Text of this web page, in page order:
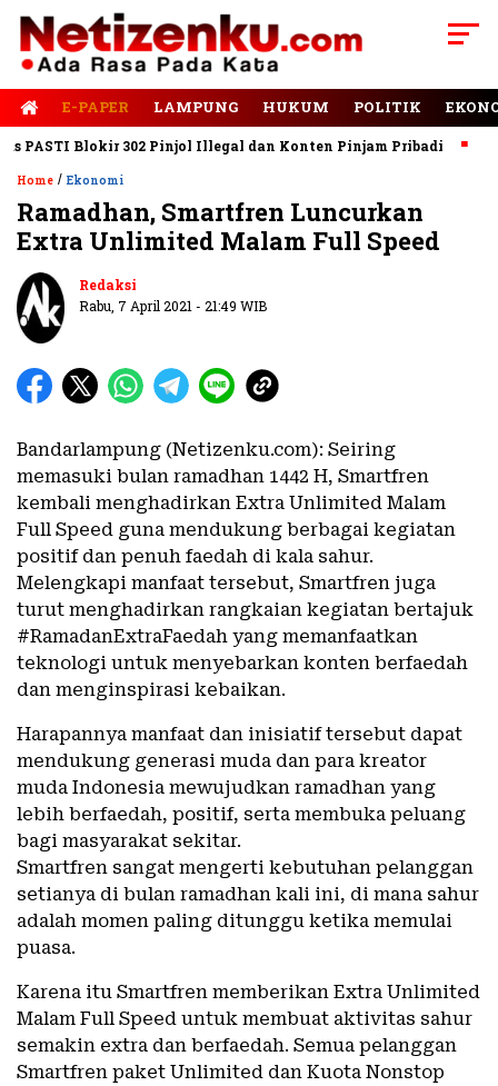
E-PAPER LAMPUNG HUKUM POLITIK
Blokir 302 Pinjol Illegal dan Konten Pinjam Pribadi
Home / Ekonomi
Ramadhan, Smartfren Luncurkan
Extra Unlimited Malam Full Speed
Redaksi
Rabu, 7 April 2021 - 21:49 WIB
Bandarlampung (Netizenku.com): Seiring
memasuki bulan ramadhan 1442 H, Smartfren
kembali menghadirkan Extra Unlimited Malam
Full Speed guna mendukung berbagai kegiatan
positif dan penuh faedah di kala sahur.
Melengkapi manfaat tersebut, Smartfren juga
turut menghadirkan rangkaian kegiatan bertajuk
#RamadanExtraFaedah yang memanfaatkan
teknologi untuk menyebarkan konten berfaedah
dan menginspirasi kebaikan.
Harapannya manfaat dan inisiatif tersebut dapat
mendukung generasi muda dan para kreator
muda Indonesia mewujudkan ramadhan yang
lebih berfaedah, positif, serta membuka peluang
bagi masyarakat sekitar.
Smartfren sangat mengerti kebutuhan pelanggan
setianya di bulan ramadhan kali ini, di mana sahur
adalah momen paling ditunggu ketika memulai
puasa.
Karena itu Smartfren memberikan Extra Unlimited
Malam Full Speed untuk membuat aktivitas sahur
semakin extra dan berfaedah. Semua pelanggan
Smartfren paket Unlimited dan Kuota Nonstop